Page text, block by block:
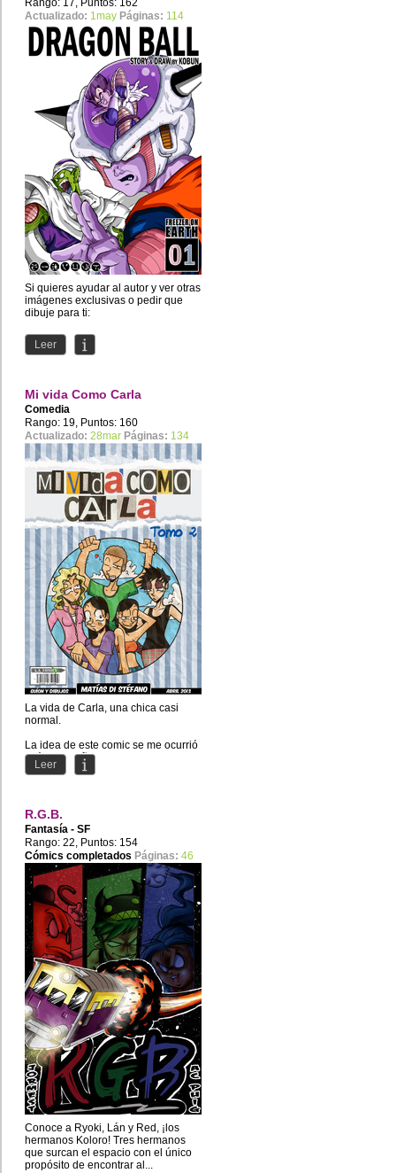
Rango: 17, Puntos: 162
Actualizado: 1may Páginas: 114
Si quieres ayudar al autor y ver otras
imágenes exclusivas o pedir que
dibuje para ti:
www.patreon.com/kobun98
Leer
Mi vida Como Carla
Comedia
Rango: 19, Puntos: 160
Actualizado: 28mar Páginas: 134
La vida de Carla, una chica casi
normal.
La idea de este comic se me ocurrió
allá por el año 2010, trata de la vida
de Carla...
Leer
R.G.B.
Fantasía - SF
Rango: 22, Puntos: 154
Cómics completados Páginas: 46
Conoce a Ryoki, Lán y Red, ¡los
hermanos Koloro! Tres hermanos
que surcan el espacio con el único
propósito de encontrar al...